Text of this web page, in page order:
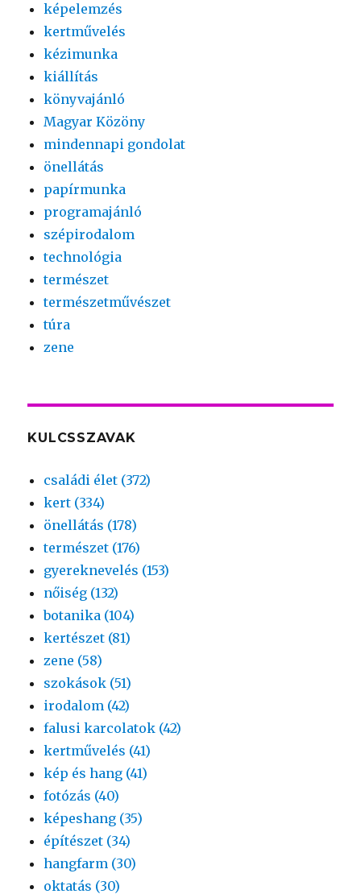
képelemzés
kertművelés
kézimunka
kiállítás
könyvajánló
Magyar Közöny
mindennapi gondolat
önellátás
papírmunka
programajánló
szépirodalom
technológia
természet
természetművészet
túra
zene
KULCSSZAVAK
családi élet (372)
kert (334)
önellátás (178)
természet (176)
gyereknevelés (153)
nőiség (132)
botanika (104)
kertészet (81)
zene (58)
szokások (51)
irodalom (42)
falusi karcolatok (42)
kertművelés (41)
kép és hang (41)
fotózás (40)
képeshang (35)
építészet (34)
hangfarm (30)
oktatás (30)